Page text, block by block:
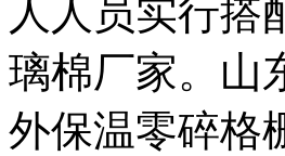
人人员实行搭
璃棉厂家。山
外保温零碎格